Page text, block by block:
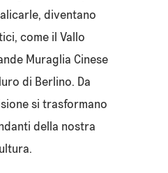
diventano
come il Vallo
Muraglia Cinese
di Berlino. Da
si trasformano
della nostra